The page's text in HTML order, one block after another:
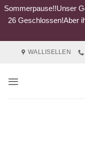
Sommerpause!!Unser
26 Geschlossen!Aber
WALLISELLEN